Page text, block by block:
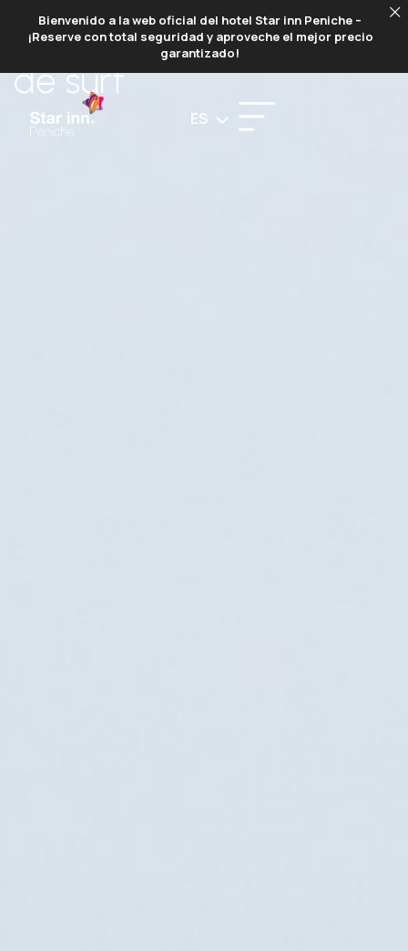
Bienvenido a la web oficial del hotel Star inn Peniche –
¡Reserve con total seguridad y aproveche el mejor precio
garantizado!
ES
CLASES
de surf